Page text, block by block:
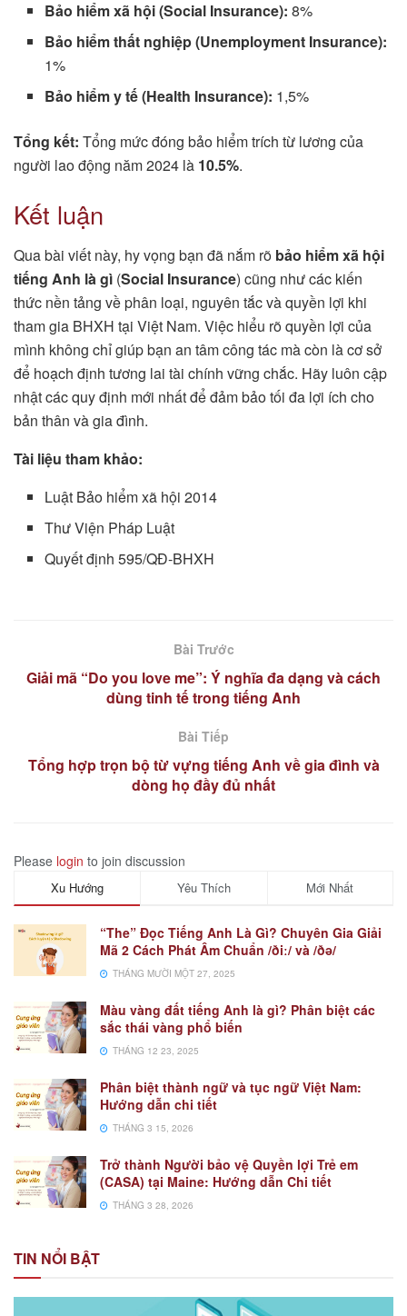
Bảo hiểm xã hội (Social Insurance): 8%
Bảo hiểm thất nghiệp (Unemployment Insurance):
1%
Bảo hiểm y tế (Health Insurance): 1,5%
Tổng kết: Tổng mức đóng bảo hiểm trích từ lương của
người lao động năm 2024 là 10.5%.
Kết luận
Qua bài viết này, hy vọng bạn đã nắm rõ bảo hiểm xã hội
tiếng Anh là gì (Social Insurance) cũng như các kiến
thức nền tảng về phân loại, nguyên tắc và quyền lợi khi
tham gia BHXH tại Việt Nam. Việc hiểu rõ quyền lợi của
mình không chỉ giúp bạn an tâm công tác mà còn là cơ sở
để hoạch định tương lai tài chính vững chắc. Hãy luôn cập
nhật các quy định mới nhất để đảm bảo tối đa lợi ích cho
bản thân và gia đình.
Tài liệu tham khảo:
Luật Bảo hiểm xã hội 2014
Thư Viện Pháp Luật
Quyết định 595/QĐ-BHXH
Bài Trước
Giải mã “Do you love me”: Ý nghĩa đa dạng và cách
dùng tinh tế trong tiếng Anh
Bài Tiếp
Tổng hợp trọn bộ từ vựng tiếng Anh về gia đình và
dòng họ đầy đủ nhất
Please login to join discussion
Xu Hướng Yêu Thích Mới Nhất
“The” Đọc Tiếng Anh Là Gì? Chuyên Gia Giải
Mã 2 Cách Phát Âm Chuẩn /ðiː/ và /ðə/
THÁNG MƯỜI MỘT 27, 2025
Màu vàng đất tiếng Anh là gì? Phân biệt các
sắc thái vàng phổ biến
THÁNG 12 23, 2025
Phân biệt thành ngữ và tục ngữ Việt Nam:
Hướng dẫn chi tiết
THÁNG 3 15, 2026
Trở thành Người bảo vệ Quyền lợi Trẻ em
(CASA) tại Maine: Hướng dẫn Chi tiết
THÁNG 3 28, 2026
TIN NỔI BẬT